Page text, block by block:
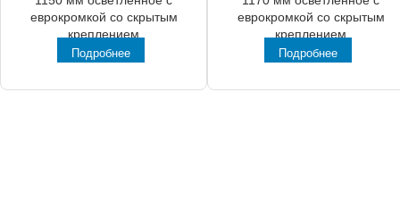
еврокромкой со скрытым
креплением
Подробнее
еврокромкой со скрытым
креплением
Подробнее